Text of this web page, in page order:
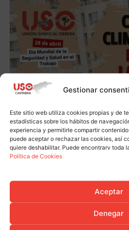
Gestionar
Este sitio web utiliza cookies propias y de
estadísticas sobre los hábitos de
experiencia y permitirle compartir
puede aceptar o rechazar las cookies, así
quiere deshabilitar. Puede encontrarv toda
Política de Cookies
Aceptar
Denegar